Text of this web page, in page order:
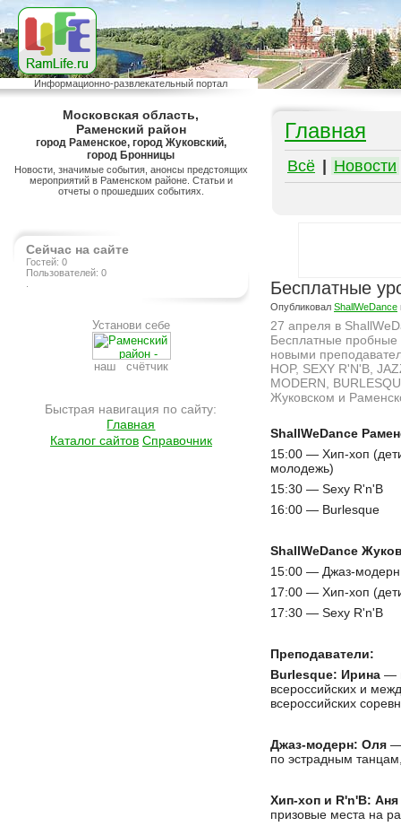
Информационно-развлекательный портал
Московская область,
Раменский район
город Раменское, город Жуковский,
город Бронницы
Новости, значимые события, анонсы предстоящих
мероприятий в Раменском районе. Статьи и
отчеты о прошедших событиях.
Сейчас на сайте
Гостей: 0
Пользователей: 0
Установи себе
наш счётчик
Быстрая навигация по сайту:
Главная
Каталог сайтов Справочник
Главная
Всё Новости
Бесплатные
Опубликовал ShallWeDance
27 апреля в
Бесплатные пробные
новыми
HOP, SEXY R'N'B,
MODERN,
Жуковском и
ShallWeDance
15:00 — Хип-хоп
молодежь)
15:30 — Sexy R'n'B
16:00 — Burlesque
ShallWeDance
15:00 — Джаз-модерн
17:00 — Хип-хоп
17:30 — Sexy R'n'B
Преподаватели:
Burlesque: Ирина —
всероссийских и
всероссийских
Джаз-модерн: Оля —
по эстрадным
Хип-хоп и R'n'B: Аня
призовые места на